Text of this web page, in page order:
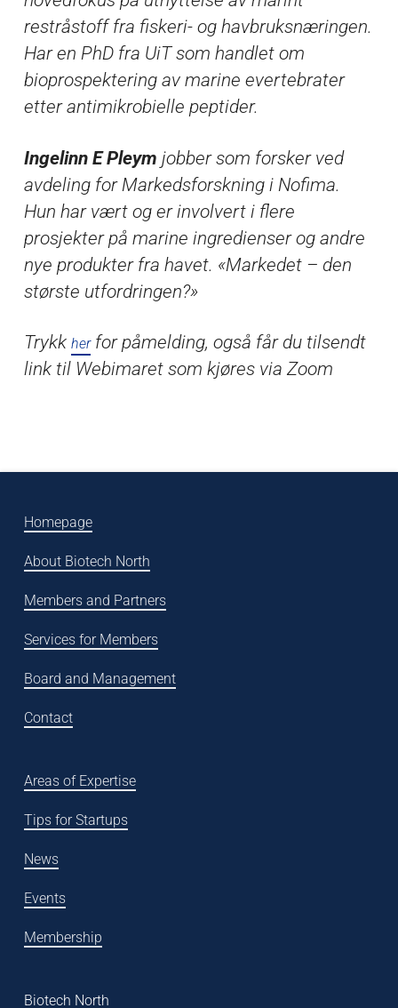
restråstoff fra fiskeri- og havbruksnæringen.
Har en PhD fra UiT som handlet om
bioprospektering av marine evertebrater
etter antimikrobielle peptider.
Ingelinn E Pleym jobber som forsker ved
avdeling for Markedsforskning i Nofima.
Hun har vært og er involvert i flere
prosjekter på marine ingredienser og andre
nye produkter fra havet. «Markedet – den
største utfordringen?»
Trykk herfor påmelding, også får du tilsendt
link til Webimaret som kjøres via Zoom
Homepage
About Biotech North
Members and Partners
Services for Members
Board and Management
Contact
Areas of Expertise
Tips for Startups
News
Events
Membership
Biotech North